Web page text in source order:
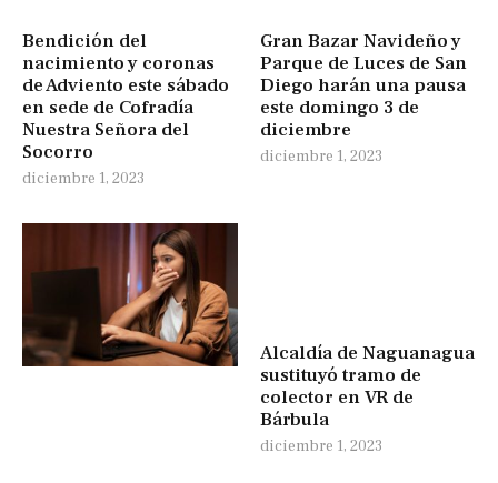
Bendición del
nacimiento y coronas
de Adviento este sábado
en sede de Cofradía
Nuestra Señora del
Socorro
diciembre 1, 2023
Gran Bazar Navideño y
Parque de Luces de San
Diego harán una pausa
este domingo 3 de
diciembre
diciembre 1, 2023
Alcaldía de Naguanagua
sustituyó tramo de
colector en VR de
Bárbula
diciembre 1, 2023